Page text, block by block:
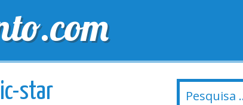
NOVAS LOJAS
star